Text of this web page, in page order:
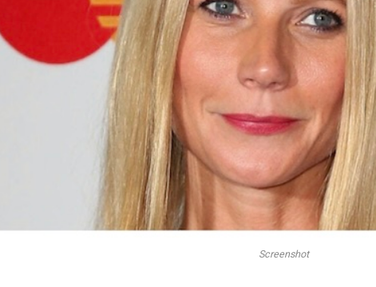
Screenshot